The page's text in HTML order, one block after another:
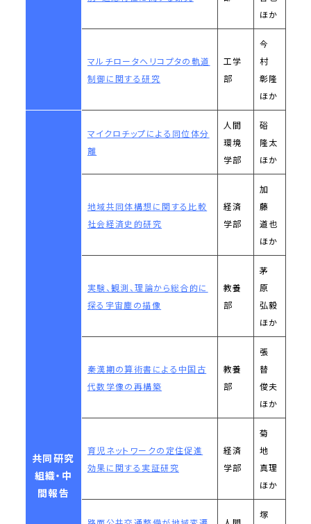
ほか
マルチロータヘリコプタの軌道
制御に関する研究
工学
部
今
村
彰隆
ほか
共同研究
組織・中
間報告
マイクロチップによる同位体分
離
人間
環境
学部
硲
隆太
ほか
地域共同体構想に関する比較
社会経済史的研究
経済
学部
加
藤
道也
ほか
実験、観測、理論から総合的に
探る宇宙塵の描像
教養
部
茅
原
弘毅
ほか
秦漢期の算術書による中国古
代数学像の再構築
教養
部
張
替
俊夫
ほか
育児ネットワークの定住促進
効果に関する実証研究
経済
学部
菊
地
真理
ほか
塚